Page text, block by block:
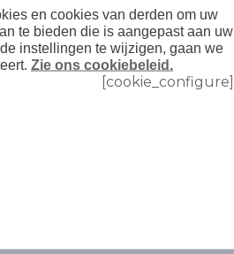
onder
kunt
en cookies van derden om uw
te bieden die is aangepast aan uw
instellingen te wijzigen, gaan we
Zie ons cookiebeleid.
[cookie_configure]